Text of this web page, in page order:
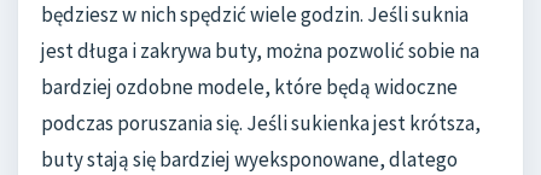
będziesz w nich spędzić wiele godzin. Jeśli suknia
jest długa i zakrywa buty, można pozwolić sobie na
bardziej ozdobne modele, które będą widoczne
podczas poruszania się. Jeśli sukienka jest krótsza,
buty stają się bardziej wyeksponowane, dlatego